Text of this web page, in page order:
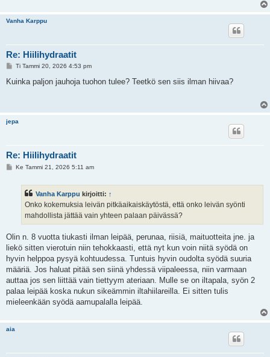
Vanha Karppu
Re: Hiilihydraatit
V
e
Ti Tammi 20, 2026 4:53 pm
Kuinka paljon jauhoja tuohon tulee? Teetkö sen siis ilman hiivaa?
jepa
Re: Hiilihydraatit
VKe Tammi 21, 2026 5:11 am
Vanha Karppu kirjoitti: ↑
Onko kokemuksia leivän pitkäaikaiskäytöstä, että onko leivän syönti
mahdollista jättää vain yhteen palaan päivässä?
Olin n. 8 vuotta tiukasti ilman leipää, perunaa, riisiä, maituotteita jne. ja
liekö sitten vierotuin niin tehokkaasti, että nyt kun voin niitä syödä on
hyvin helppoa pysyä kohtuudessa. Tuntuis hyvin oudolta syödä suuria
määriä. Jos haluat pitää sen siinä yhdessä viipaleessa, niin varmaan
auttaa jos sen liittää vain tiettyym ateriaan. Mulle se on iltapala, syön 2
palaa leipää koska nukun sikeämmin iltahiilareilla. Ei sitten tulis
mieleenkään syödä aamupalalla leipää.
aia